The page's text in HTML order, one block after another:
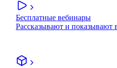
Бесплатные вебинары
Рассказывают и показывают